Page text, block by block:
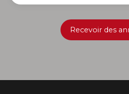
Recevoir des